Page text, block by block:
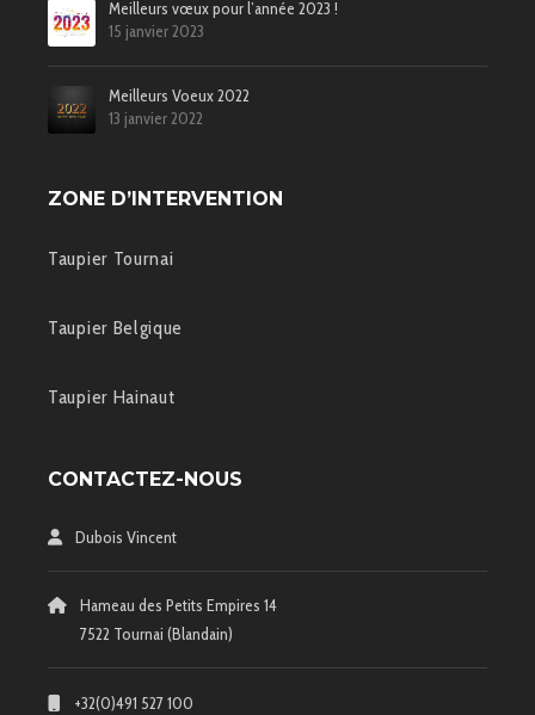
Meilleurs vœux pour l’année 2023 !
15 janvier 2023
Meilleurs Voeux 2022
13 janvier 2022
ZONE D’INTERVENTION
Taupier Tournai
Taupier Belgique
Taupier Hainaut
CONTACTEZ-NOUS
Dubois Vincent
Hameau des Petits Empires 14
7522 Tournai (Blandain)
+32(0)491 527 100